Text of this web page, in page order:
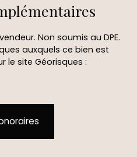
Non soumis au DPE.
auxquels ce bien est
le site Géorisques :